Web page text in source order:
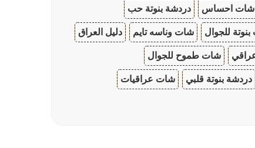
شات احساس دردشة بنوتة حب
للجوال شات وناسه تايم دليل العراق
شات طموح للجوال
دردشة بنوتة قلبي شات عراقيات